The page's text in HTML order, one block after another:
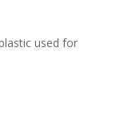
used for